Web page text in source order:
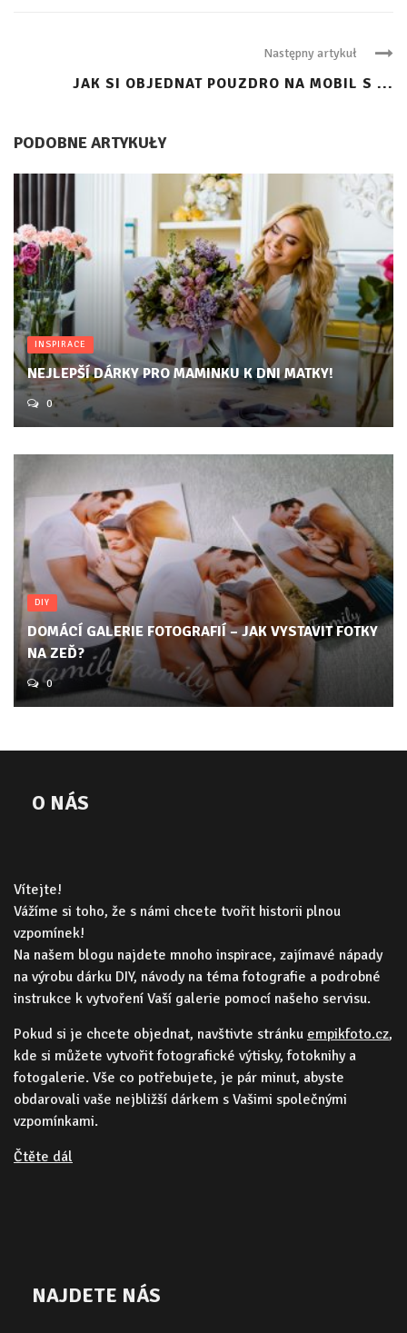
Następny artykuł
JAK SI OBJEDNAT POUZDRO NA MOBIL S ...
PODOBNE ARTYKUŁY
INSPIRACE
NEJLEPŠÍ DÁRKY PRO MAMINKU K DNI MATKY!
0
DIY
DOMÁCÍ GALERIE FOTOGRAFIÍ – JAK VYSTAVIT FOTKY
NA ZEĎ?
0
O NÁS
Vítejte!
Vážíme si toho, že s námi chcete tvořit historii plnou
vzpomínek!
Na našem blogu najdete mnoho inspirace, zajímavé nápady
na výrobu dárku DIY, návody na téma fotografie a podrobné
instrukce k vytvoření Vaší galerie pomocí našeho servisu.
Pokud si je chcete objednat, navštivte stránku empikfoto.cz,
kde si můžete vytvořit fotografické výtisky, fotoknihy a
fotogalerie. Vše co potřebujete, je pár minut, abyste
obdarovali vaše nejbližší dárkem s Vašimi společnými
vzpomínkami.
Čtěte dál
NAJDETE NÁS